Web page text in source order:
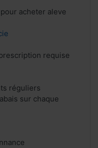
acheter aleve
requise
réguliers
sur chaque